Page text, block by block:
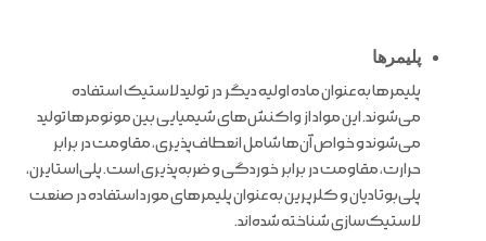
پلیمرها
پلیمرها به عنوان ماده اولیه دیگر در تولید لاستیک استفاده
می‌شوند. این مواد از واکنش‌های شیمیایی بین مونومرها تولید
می‌شوند و خواص آن‌ها شامل انعطاف‌پذیری، مقاومت در برابر
حرارت، مقاومت در برابر خوردگی و ضربه‌پذیری است. پلی‌استایرن،
پلی‌بوتادیان و کلرپرین به عنوان پلیمرهای مورد استفاده در صنعت
لاستیک‌سازی شناخته شده‌اند.